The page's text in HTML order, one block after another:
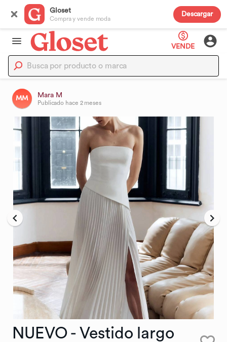
Gloset
Compra y vende moda
Descargar
VENDE
MM Mara M
Publicado hace 2 meses
NUEVO - Vestido largo